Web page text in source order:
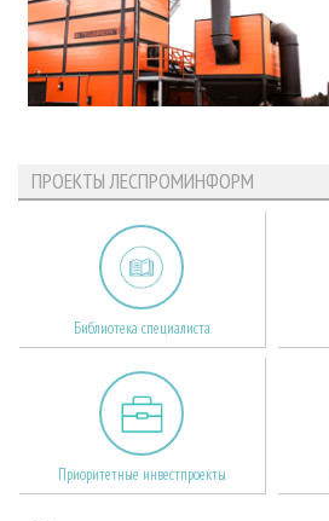
ПРОЕКТЫ ЛЕСПРОМИНФОРМ
Библиотека специалиста
Приоритетные инвестпроекты